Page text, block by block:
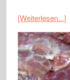
[Weiterlesen...]